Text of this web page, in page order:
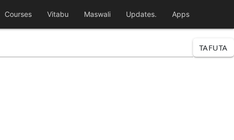
Courses Vitabu Maswali Updates. Apps
TAFUTA